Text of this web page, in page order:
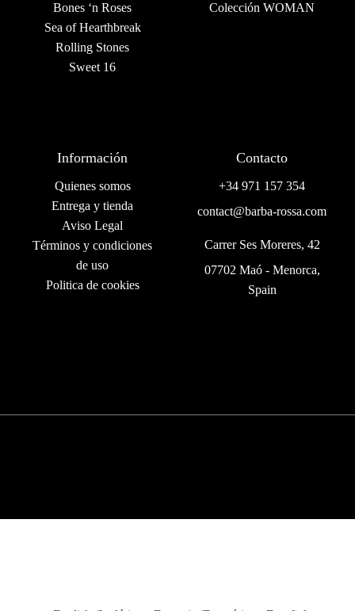
Bones ‘n Roses
Sea of Hearthbreak
Rolling Stones
Sweet 16
Colección WOMAN
Información
Quienes somos
Entrega y tienda
Aviso Legal
Términos y condiciones
de uso
Politica de cookies
Contacto
+34 971 157 354
contact@barba-rossa.com
Carrer Ses Moreres, 42
07702 Maó - Menorca,
Spain